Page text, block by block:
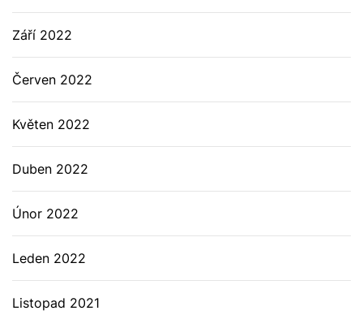
Září 2022
Červen 2022
Květen 2022
Duben 2022
Únor 2022
Leden 2022
Listopad 2021